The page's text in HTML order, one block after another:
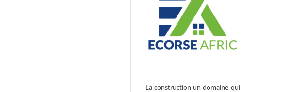
La construction un domaine qui